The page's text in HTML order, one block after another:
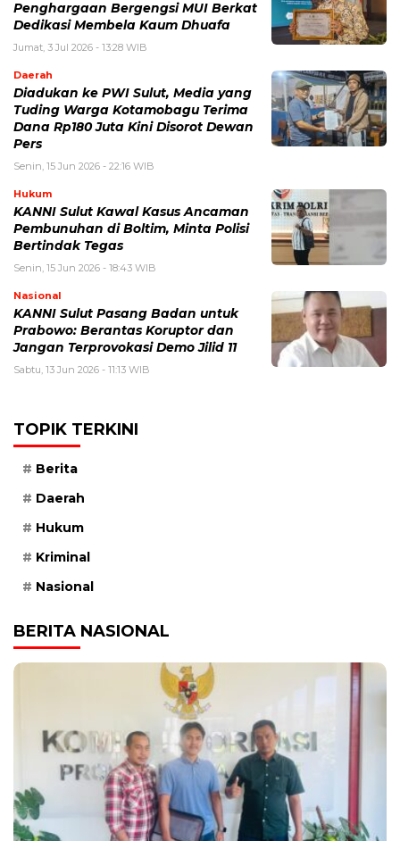
Penghargaan Bergengsi MUI Berkat
Dedikasi Membela Kaum Dhuafa
Jumat, 3 Jul 2026 - 13:28 WIB
Daerah
Diadukan ke PWI Sulut, Media yang
Tuding Warga Kotamobagu Terima
Dana Rp180 Juta Kini Disorot Dewan
Pers
Senin, 15 Jun 2026 - 22:16 WIB
Hukum
KANNI Sulut Kawal Kasus Ancaman
Pembunuhan di Boltim, Minta Polisi
Bertindak Tegas
Senin, 15 Jun 2026 - 18:43 WIB
Nasional
KANNI Sulut Pasang Badan untuk
Prabowo: Berantas Koruptor dan
Jangan Terprovokasi Demo Jilid 11
Sabtu, 13 Jun 2026 - 11:13 WIB
TOPIK TERKINI
Berita
Daerah
Hukum
Kriminal
Nasional
BERITA NASIONAL